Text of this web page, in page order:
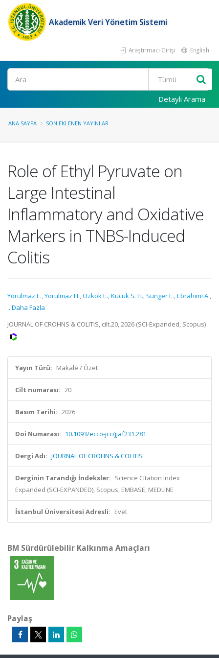
Akademik Veri Yönetim Sistemi
Araştırmacı Girişi English
Ara
Detaylı Arama
ANA SAYFA SON EKLENEN YAYINLAR
Role of Ethyl Pyruvate on
Large Intestinal
Inflammatory and Oxidative
Markers in TNBS-Induced
Colitis
Yorulmaz E.,Yorulmaz H.,Ozkok E.,Kucuk S. H., Sunger E.,Ebrahimi A.,
...Daha Fazla
JOURNAL OF CROHNS & COLITIS, cilt.20, 2026 (SCI-Expanded, Scopus)
Yayın Türü: Makale / Özet
Cilt numarası: 20
Basım Tarihi: 2026
Doi Numarası: 10.1093/ecco-jcc/jjaf231.281
Dergi Adı: JOURNAL OF CROHNS & COLITIS
Derginin Tarandığı İndeksler: Science Citation Index
Expanded (SCI-EXPANDED), Scopus, EMBASE, MEDLINE
İstanbul Üniversitesi Adresli: Evet
BM Sürdürülebilir Kalkınma Amaçları
Paylaş